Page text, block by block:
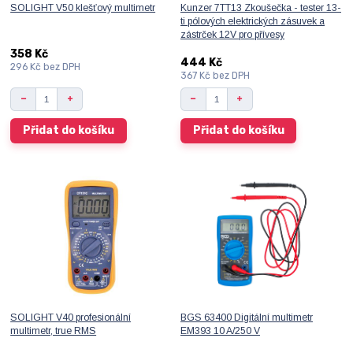
SOLIGHT V50 klešťový multimetr
358 Kč
296 Kčbez DPH
Přidat do košíku
Kunzer 7TT13 Zkoušečka - tester 13-
ti pólových elektrických zásuvek a
zástrček 12V pro přívesy
444 Kč
367 Kč bez DPH
Přidat do košíku
SOLIGHT V40 profesionální
multimetr, true RMS
BGS 63400 Digitální multimetr
EM393 10 A/250 V